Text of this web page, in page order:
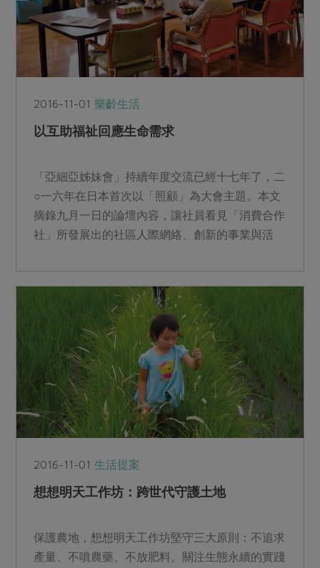
2016-11-01 樂齡生活
以互助福祉回應生命需求
「亞細亞姊妹會」持續年度交流已經十七年了，二
○一六年在日本首次以「照顧」為大會主題。本文
摘錄九月一日的論壇內容，讓社員看見「消費合作
社」所發展出的社區人際網絡、創新的事業與活
2016-11-01生活提案
想想明天工作坊：跨世代守護土地
保護農地，想想明天工作坊堅守三大原則：不追求
產量、不噴農藥、不放肥料。關注生態永續的實踐